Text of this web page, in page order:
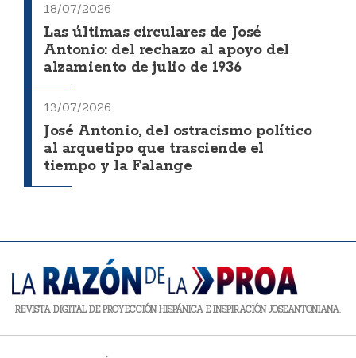
18/07/2026
Las últimas circulares de José
Antonio: del rechazo al apoyo del
alzamiento de julio de 1936
13/07/2026
José Antonio, del ostracismo político
al arquetipo que trasciende el
tiempo y la Falange
REVISTA DIGITAL DE PROYECCIÓN HISPÁNICA E INSPIRACIÓN JOSEANTONIANA.